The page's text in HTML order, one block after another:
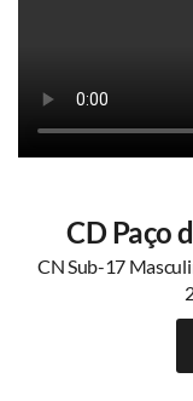
CD Paço
CN Sub-17